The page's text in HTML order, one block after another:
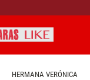
HERMANA VERÓNICA